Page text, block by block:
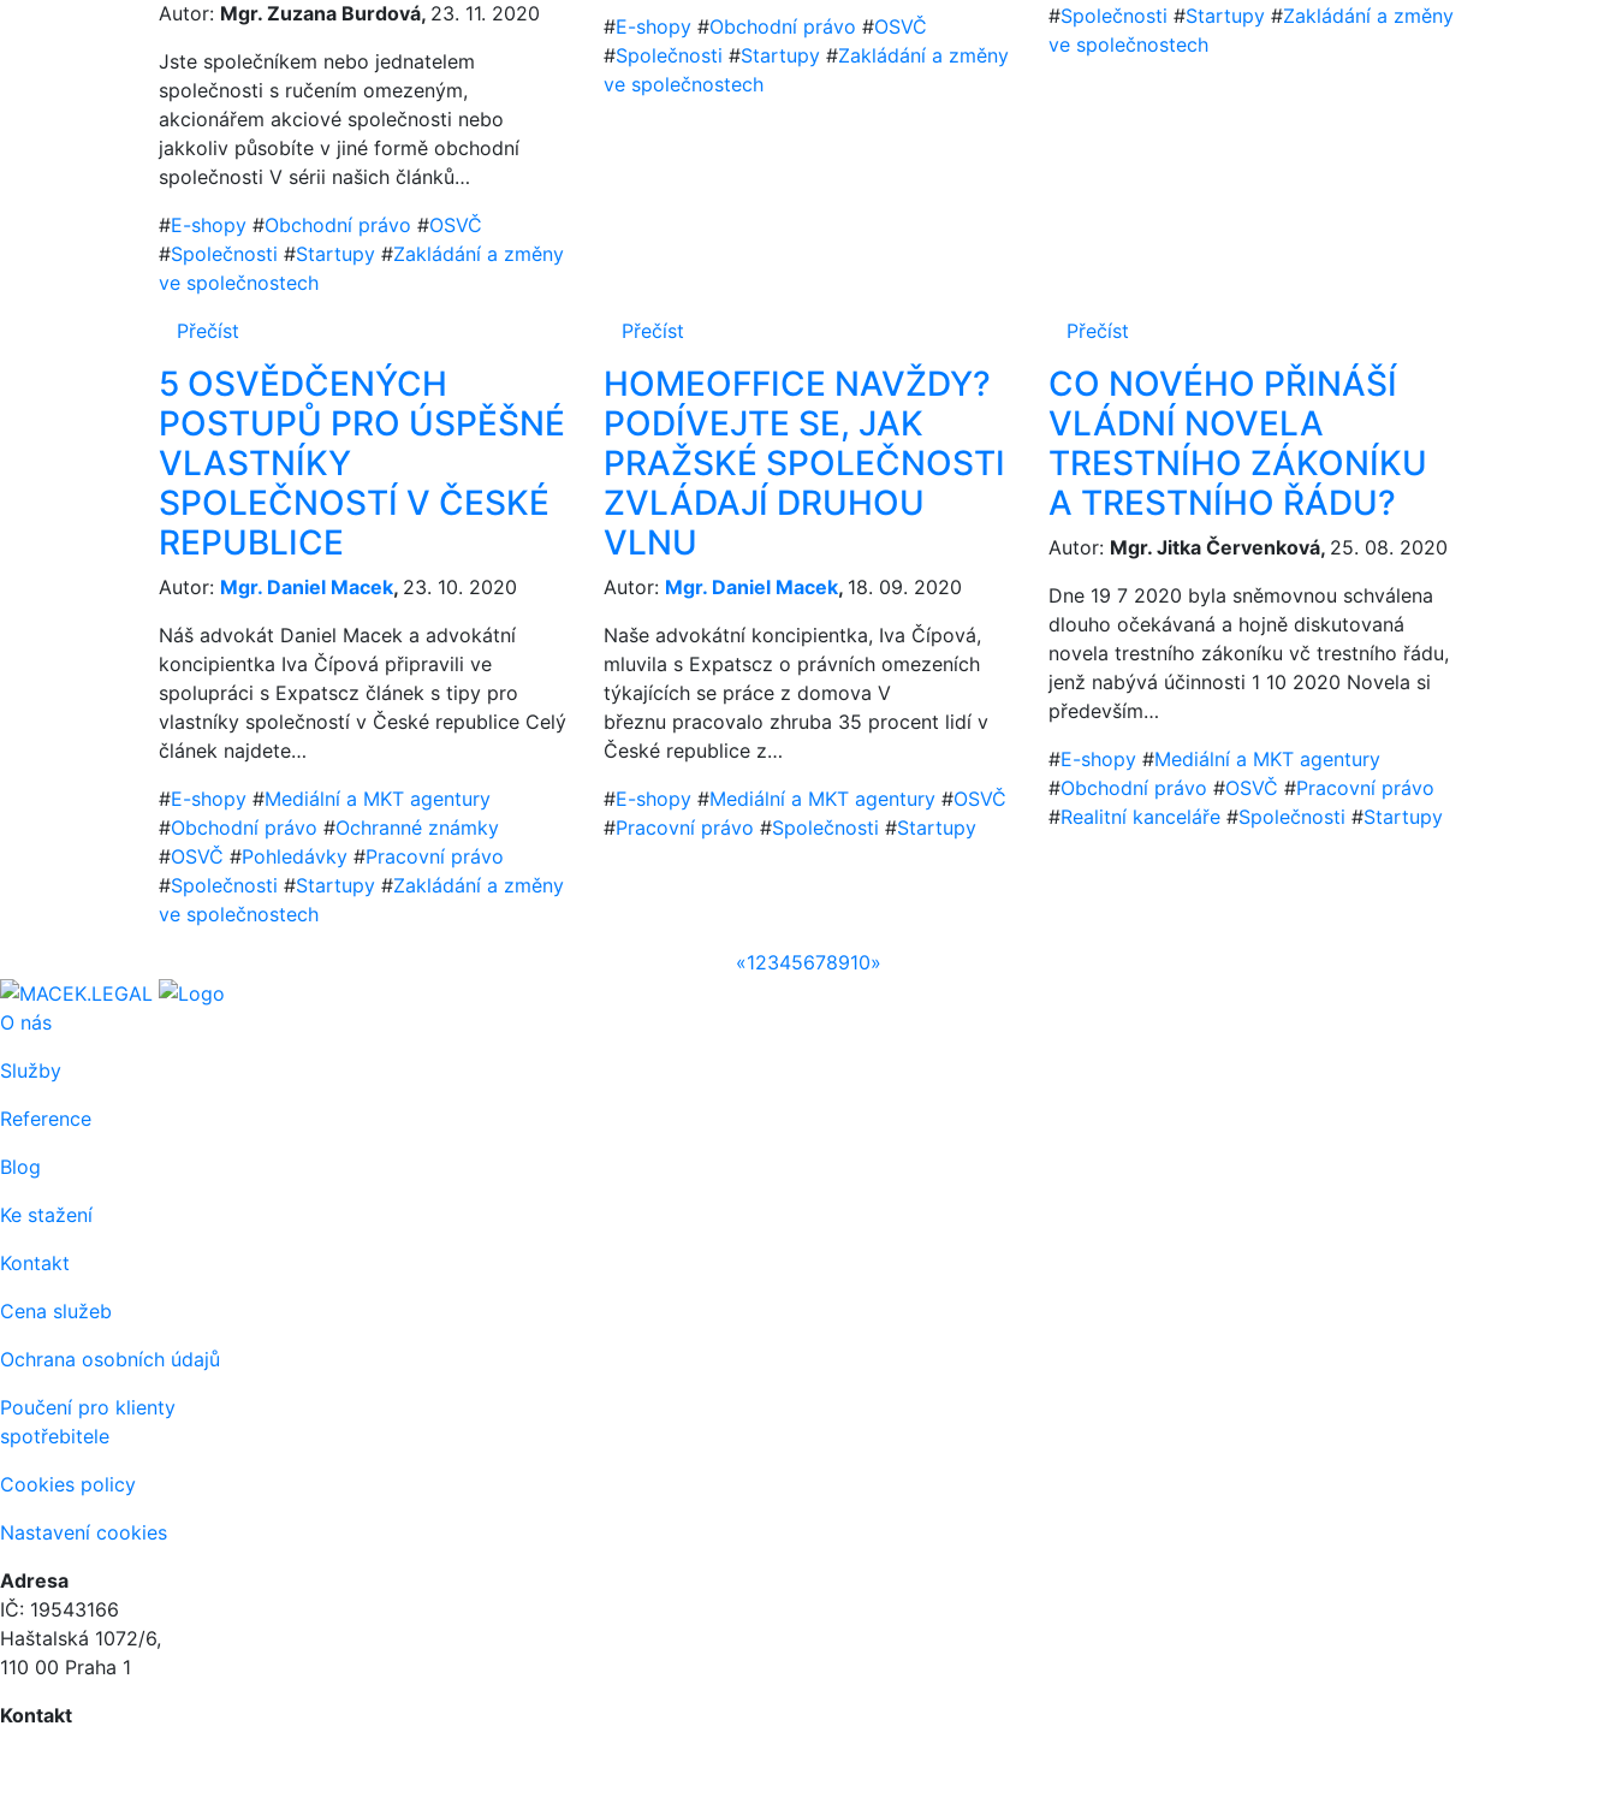
Autor: Mgr. Zuzana Burdová, 23. 11. 2020
Jste společníkem nebo jednatelem
společnosti s ručením omezeným,
akcionářem akciové společnosti nebo
jakkoliv působíte v jiné formě obchodní
společnosti V sérii našich článků…
#E-shopy #Obchodní právo #OSVČ
#Společnosti #Startupy #Zakládání a změny
ve společnostech
#E-shopy #Obchodní právo #OSVČ
#Společnosti #Startupy #Zakládání a změny
ve společnostech
#Společnosti #Startupy #Zakládání a změny
ve společnostech
Přečíst
5 OSVĚDČENÝCH
POSTUPŮ PRO ÚSPĚŠNÉ
VLASTNÍKY
SPOLEČNOSTÍ V ČESKÉ
REPUBLICE
Autor: Mgr. Daniel Macek, 23. 10. 2020
Náš advokát Daniel Macek a advokátní
koncipientka Iva Čípová připravili ve
spolupráci s Expatscz článek s tipy pro
vlastníky společností v České republice Celý
článek najdete…
#E-shopy #Mediální a MKT agentury
#Obchodní právo #Ochranné známky
#OSVČ #Pohledávky #Pracovní právo
#Společnosti #Startupy #Zakládání a změny
ve společnostech
Přečíst
HOMEOFFICE NAVŽDY?
PODÍVEJTE SE, JAK
PRAŽSKÉ SPOLEČNOSTI
ZVLÁDAJÍ DRUHOU
VLNU
Autor: Mgr. Daniel Macek, 18. 09. 2020
Naše advokátní koncipientka, Iva Čípová,
mluvila s Expatscz o právních omezeních
týkajících se práce z domova V
březnu pracovalo zhruba 35 procent lidí v
České republice z…
#E-shopy #Mediální a MKT agentury #OSVČ
#Pracovní právo #Společnosti #Startupy
Přečíst
CO NOVÉHO PŘINÁŠÍ
VLÁDNÍ NOVELA
TRESTNÍHO ZÁKONÍKU
A TRESTNÍHO ŘÁDU?
Autor: Mgr. Jitka Červenková, 25. 08. 2020
Dne 19 7 2020 byla sněmovnou schválena
dlouho očekávaná a hojně diskutovaná
novela trestního zákoníku vč trestního řádu,
jenž nabývá účinnosti 1 10 2020 Novela si
především…
#E-shopy #Mediální a MKT agentury
#Obchodní právo #OSVČ #Pracovní právo
#Realitní kanceláře #Společnosti #Startupy
«12345678910»
O nás
Služby
Reference
Blog
Ke stažení
Kontakt
Cena služeb
Ochrana osobních údajů
Poučení pro klienty
spotřebitele
Cookies policy
Nastavení cookies
Adresa
IČ: 19543166
Haštalská 1072/6,
110 00 Praha 1
Kontakt